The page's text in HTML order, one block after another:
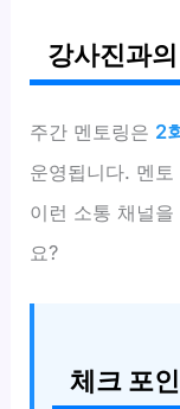
강사진과
주간 멘토링은 2
운영됩니다. 멘
이런 소통 채널
요?
체크 포